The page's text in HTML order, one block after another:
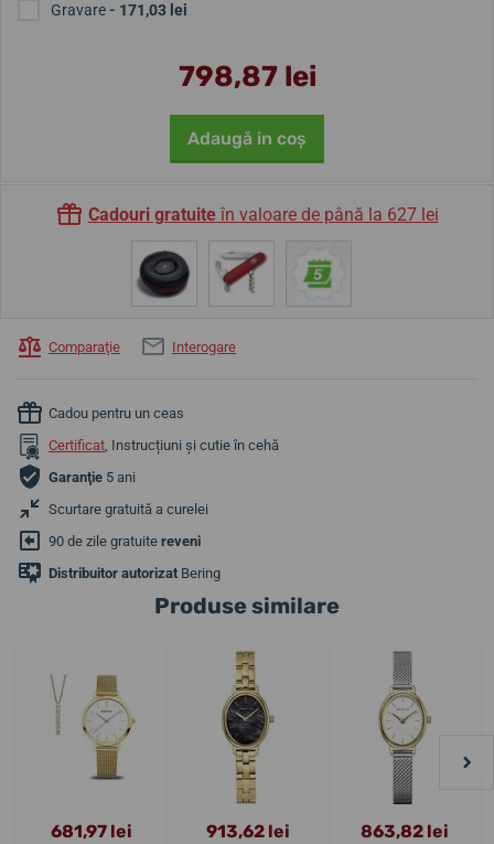
Gravare- 171,03 lei
798,87 lei
Adaugă in coş
Cadouri gratuiteîn valoare de până la 627 lei
Comparaţie Interogare
Cadou pentru un ceas
Certificat, Instrucțiuni și cutie în cehă
Garanţie 5 ani
Scurtare gratuită a curelei
90 de zile gratuite reveni
Distribuitor autorizat Bering
Produse similare
681,97 lei 913,62 lei 863,82 lei